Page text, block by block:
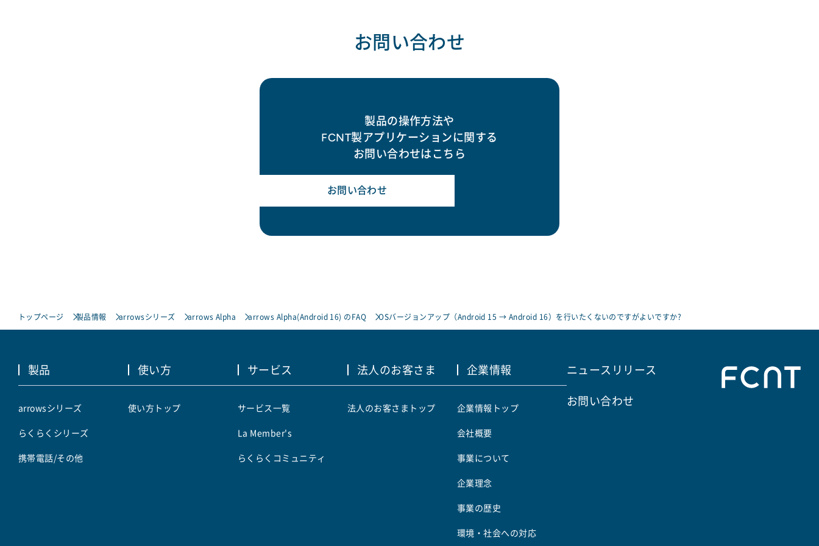
お問い合わせ
製品の操作方法や
FCNT製アプリケーションに関する
お問い合わせはこちら
お問い合わせ
トップページ 製品情報 arrowsシリーズ arrows Alpha arrows Alpha(Android 16) のFAQ OSバージョンアップ（Android 15 → Android 16）を行いたくないのですがよいですか?
製品
arrowsシリーズ
らくらくシリーズ
携帯電話/その他
使い方
使い方トップ
サービス
サービス一覧
La Member's
らくらくコミュニティ
法人のお客さま
法人のお客さまトップ
企業情報
企業情報トップ
会社概要
事業について
企業理念
事業の歴史
環境・社会への対応
ニュースリリース
お問い合わせ